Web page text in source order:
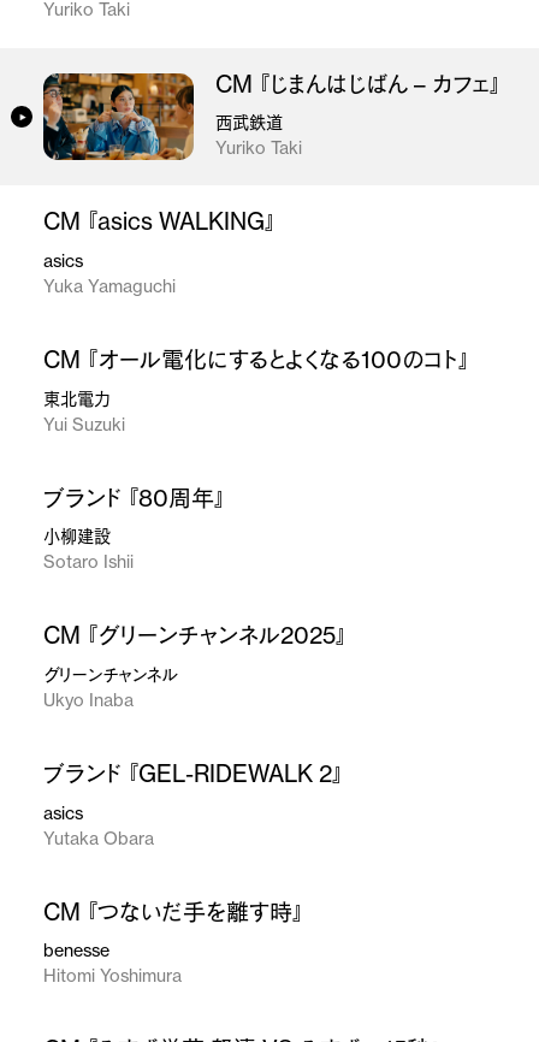
Yuriko Taki
CM 『じまんはじばん – カフェ』
西武鉄道
Yuriko Taki
CM 『asics WALKING』
asics
Yuka Yamaguchi
CM 『オール電化にするとよくなる100のコト』
東北電力
Yui Suzuki
ブランド 『80周年』
小柳建設
Sotaro Ishii
CM 『グリーンチャンネル2025』
グリーンチャンネル
Ukyo Inaba
ブランド 『GEL-RIDEWALK 2』
asics
Yutaka Obara
CM 『つないだ手を離す時』
benesse
Hitomi Yoshimura